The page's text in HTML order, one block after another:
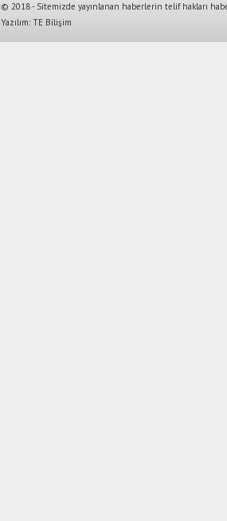
© 2018 - Sitemizde yayınlanan haberlerin telif hakları
Yazılım: TE Bilişim